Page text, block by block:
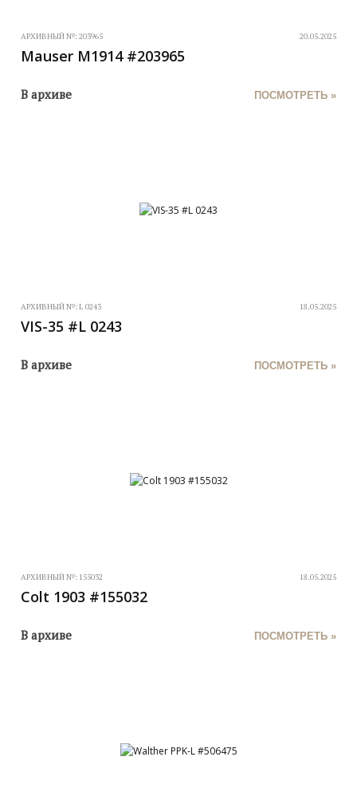
АРХИВНЫЙ №:203965 20.05.2025
Mauser M1914 #203965
В архиве ПОСМОТРЕТЬ »
АРХИВНЫЙ №:L 0243 18.05.2025
VIS-35 #L 0243
В архиве ПОСМОТРЕТЬ »
АРХИВНЫЙ №: 155032 18.05.2025
Colt 1903 #155032
В архиве ПОСМОТРЕТЬ »